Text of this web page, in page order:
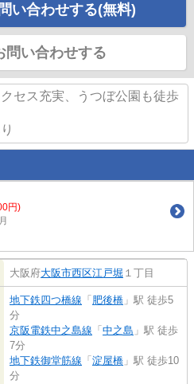
い合わせする(無料)
問い合わせする
セス充実、うつぼ公園も徒歩
円)
大阪府大阪市西区江戸堀 １丁目
地下鉄四つ橋線 「 肥後橋 」駅 徒歩5
分
京阪電鉄中之島線 「 中之島 」駅 徒歩
7分
地下鉄御堂筋線 「 淀屋橋 」駅 徒歩10
分